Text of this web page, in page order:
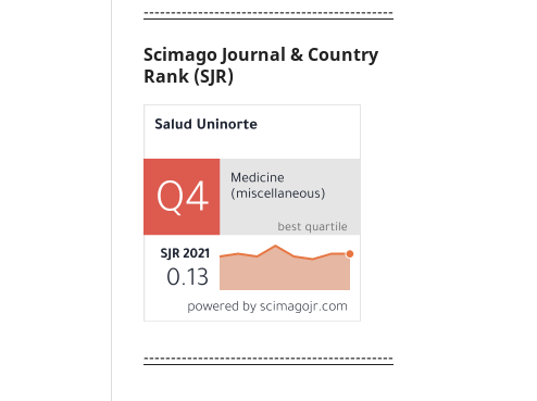
----------------------------------------------
Scimago Journal & Country
Rank (SJR)
----------------------------------------------